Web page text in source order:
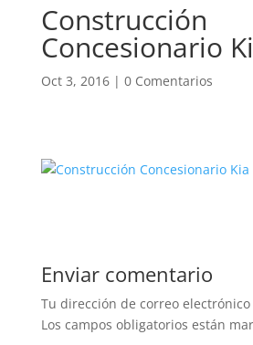
Construcción
Concesionario
Oct 3, 2016| 0 Comentarios
Enviar comentario
Tu dirección de correo
Los campos obligatorios están